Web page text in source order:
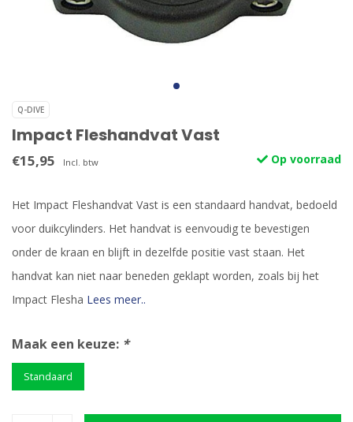
Q-DIVE
Impact Fleshandvat Vast
€15,95 Incl. btw Op voorraad
Het Impact Fleshandvat Vast is een standaard handvat, bedoeld
voor duikcylinders. Het handvat is eenvoudig te bevestigen
onder de kraan en blijft in dezelfde positie vast staan. Het
handvat kan niet naar beneden geklapt worden, zoals bij het
Impact Flesha Lees meer..
Maak een keuze: *
Standaard